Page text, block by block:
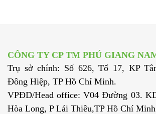
CÔNG TY CP TM PHÚ GIANG
Trụ sở chính: Số 626, Tổ 17, KP
Đông Hiệp, TP Hồ Chí Minh.
VPĐD/Head office: V04 Đường 03.
Hòa Long, P Lái Thiêu,TP Hồ Chí Minh